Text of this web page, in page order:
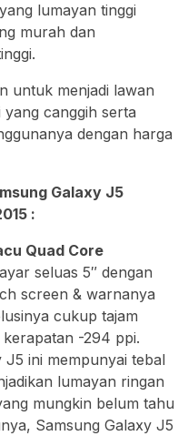
lumayan tinggi
murah dan
untuk menjadi lawan
canggih serta
dengan harga
Galaxy J5
:
Quad Core
seluas 5″ dengan
screen & warnanya
cukup tajam
-294 ppi.
J5 ini mempunyai tebal
lumayan ringan
mungkin belum tahu
Samsung Galaxy J5